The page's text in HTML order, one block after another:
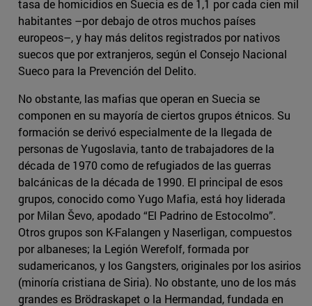
tasa de homicidios en Suecia es de 1,1 por cada cien mil
habitantes –por debajo de otros muchos países
europeos–, y hay más delitos registrados por nativos
suecos que por extranjeros, según el Consejo Nacional
Sueco para la Prevención del Delito.
No obstante, las mafias que operan en Suecia se
componen en su mayoría de ciertos grupos étnicos. Su
formación se derivó especialmente de la llegada de
personas de Yugoslavia, tanto de trabajadores de la
década de 1970 como de refugiados de las guerras
balcánicas de la década de 1990. El principal de esos
grupos, conocido como Yugo Mafia, está hoy liderada
por Milan Ševo, apodado “El Padrino de Estocolmo”.
Otros grupos son K-Falangen y Naserligan, compuestos
por albaneses; la Legión Werefolf, formada por
sudamericanos, y los Gangsters, originales por los asirios
(minoría cristiana de Siria). No obstante, uno de los más
grandes es Brödraskapet o la Hermandad, fundada en